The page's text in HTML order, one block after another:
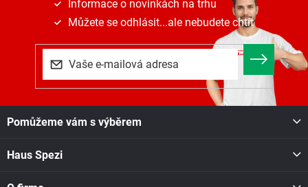
Informace o novinkách na trhu
Můžete se odhlásit...ale nebudete chtít
Pomůžeme vám s výběrem
Haus Spezi